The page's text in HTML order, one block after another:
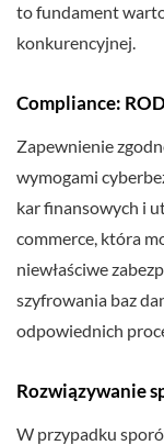
to fundament
konkurencyjnej.
Compliance:
Zapewnienie
wymogami
kar finansowych i
commerce, która
niewłaściwe
szyfrowania baz
odpowiednich
Rozwiązywanie
W przypadku